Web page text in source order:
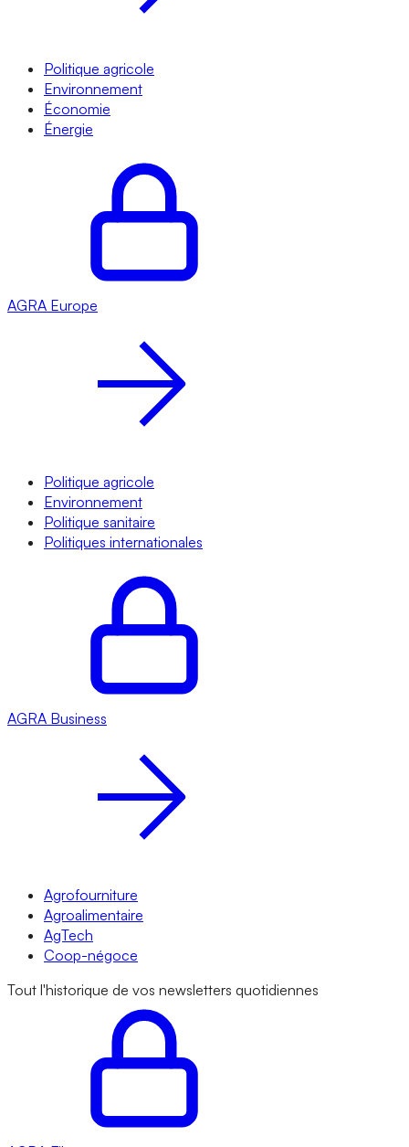
Politique agricole
Environnement
Économie
Énergie
AGRA Europe
Politique agricole
Environnement
Politique sanitaire
Politiques internationales
AGRA Business
Agrofourniture
Agroalimentaire
AgTech
Coop-négoce
Tout l'historique de vos newsletters quotidiennes